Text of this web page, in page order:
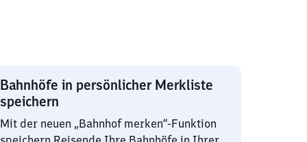
Bahnhöfe in persönlicher Merkliste
speichern
Mit der neuen „Bahnhof merken“-Funktion